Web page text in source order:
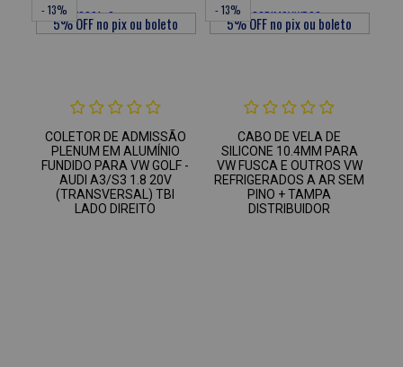
- 13%
COLETOR DE ADMISSÃO
PLENUM EM ALUMÍNIO
FUNDIDO PARA VW GOLF -
AUDI A3/S3 1.8 20V
(TRANSVERSAL) TBI
LADO DIREITO
- 13%
CABO DE VELA DE
SILICONE 10.4MM PARA
VW FUSCA E OUTROS VW
REFRIGERADOS A AR SEM
PINO + TAMPA
DISTRIBUIDOR